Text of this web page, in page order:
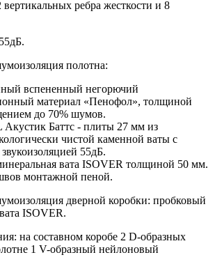
ребра жесткости и 8
полотна:
вспененный негорючий
материал «Пенофол», толщиной
до 70% шумов.
Баттс - плиты 27 мм из
чистой каменной ваты с
55дБ.
вата ISOVER толщиной 50 мм.
монтажной пеной.
дверной коробки: пробковый
ISOVER.
на составном коробе 2 D-образных
1 V-образный нейлоновый